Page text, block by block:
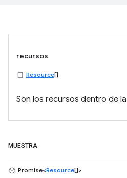
recursos
Resource[]
Son los recursos dentro de
MUESTRA
Promise<Resource[]>